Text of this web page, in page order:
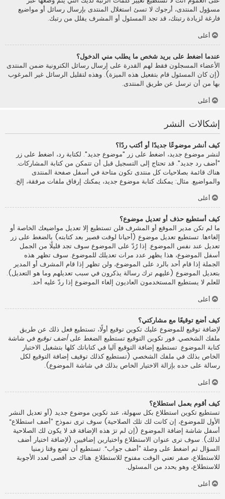
مسؤول المنتدى، أرجوك لا تسئ استغلال المنتدى بإرسال رسائل أو مواضيع
فارغة لزيادة رتبتك، قد تجد المسئول أو المشرف يقلل من رتبك.
أعلى
عندما اضغط على بريد شخص ما يطلب مني الدخول؟
الأعضاء المسجلون فقط لهم القدرة على إرسال رسائل الكترونية ضمن المنتدى
(إن كان المسئول قام بتفعيل هذه الميزة). وهذه لتقليل الرسائل غير المرغوب
بها من أن ترسل عن طريق المنتدى.
أعلى
إشكالات النشر
كيف أنشر موضوعًا جديدًا أو أكتب ردًا؟
لنشر موضوع جديد، اضغط على زر "موضوع جديد". لكتابة رد، اضغط على زر
"أضف رد جديد". قد تحتاج إلى التسجيل قبل أن تتمكن من كتابة المشاركات.
هناك قائمة بصلاحيات كل منتدى تكون متاحة في أسفل صفحة المنتدى
والمواضيع. مثال: يمكنك كتابة موضوع جديد، يمكنك إرفاق ملفات مرفقة، إلخ.
أعلى
كيف أستطيع حذف أو تعديل موضوع؟
ما لم تكن مدير الموقع أو المشرف فلن تستطيع إلا تعديل مواضيعك الخاصة أو
إلغاءها. تستطيع تعديل موضوع (أحيانا لوقت قصير بعد كتابته) بالضغط على زر
تعديل عند نفس الموضوع. إذا رُدّ على الموضوع سوف تجد قليلًا من الجمل
أسفل الموضوع، هذا يظهر عدد مرات تعديلك للموضوع. سوف تظهر هذه
الجملة إذا قام أحد بالرد على الموضوع، ولن تظهر إذا قام المشرف أو المدير
بتعديل الموضوع (عليهم ترك رسالة يذكرون في سبب تعديلهم وما هو التعديل).
للعلم لا يستطيع المستخدمون العاديون إلغاء الموضوع إذا ردّ عليه أحد.
أعلى
كيف أضع توقيعًا مع مشاركتي؟
لإضافة توقيع للموضوع عليك تكوين توقيع أولًا، تستطيع فعل ذلك عن طريق
ملفك الشخصي. فور تكوين التوقيع تستطيع الضغط علىأضف توقيع في شاشة
كتابة الموضوع. تستطيع إضافة التوقيع آليا في كتاباتك كلها بتشغيل الاختيار
الخاص بذلك في ملفك الشخصي (تستطيع كذلك توقيف إضافة التوقيع لكل
رسالة على حده بإزالة الاختيار الخاص بذلك في شاشة الموضوع).
أعلى
كيف أقوم بعمل استطلاع؟
تستطيع تكوين استطلاع بكل سهولة، عند تكوين موضوع جديد (أو تعديل النشر
الأول للموضوع، إن كانت لك تلك الصلاحية) سوف ترى نموذج ”أضف استطلاع“
أسفل شاشة إضافة الموضوع (إن لم ترَ هذه الإضافة قد لا يكون لك الصلاحية
لذلك). سوف ترى عنوان الاستطلاع واختيارين إضافيين (لإضافة اختيار أضف
السؤال ثم اضغط على وصلة ”أضف جواب“. تستطيع أن تضع وقتا زمنيا
للاستطلاع، صفر تعني الوقت مفتوح للاستطلاع. هناك حد أقصى لعدد الأجوبة
للاستطلاع، وهو يحدد من المسئول.
أعلى